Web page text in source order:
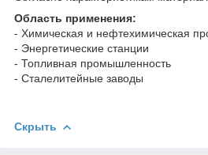
Область применения:
- Химическая и нефтехимическая
- Энергетические станции
- Топливная промышленность
- Сталелитейные заводы
Скрыть